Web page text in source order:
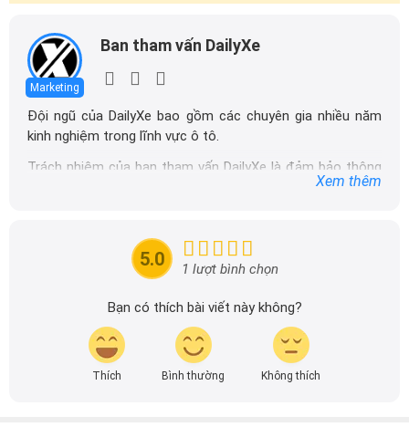
Marketing
Ban tham vấn DailyXe
Đội ngũ của DailyXe bao gồm các chuyên gia nhiều năm
kinh nghiệm trong lĩnh vực ô tô.
Trách nhiệm của ban tham vấn DailyXe là đảm bảo thông
tin chính xác được đăng tải trên dailyxe.com.vn, thường
tin nhanh chóng và dễ dàng hơn.
Xem thêm
5.0 1 lượt bình chọn
Bạn có thích bài viết này không?
Thích Bình thường Không thích